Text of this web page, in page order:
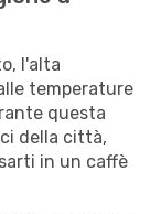
l'alta
temperature
questa
della città,
in un caffè